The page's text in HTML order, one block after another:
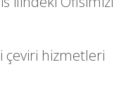
çeviri hizmetleri